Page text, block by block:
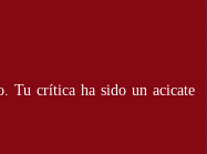
Tu crítica ha sido un acicate